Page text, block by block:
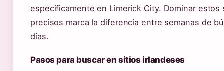
específicamente en Limerick City. Dominar
precisos marca la diferencia entre semanas de
días.
Pasos para buscar en sitios irlandeses